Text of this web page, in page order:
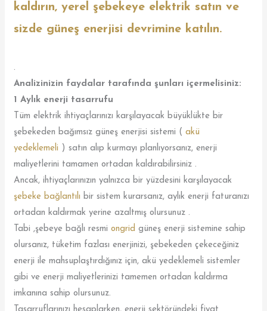
kaldırın, yerel şebekeye elektrik satın ve
sizde güneş enerjisi devrimine katılın.
.
Analizinizin faydalar tarafında şunları içermelisiniz:
1 Aylık enerji tasarrufu
Tüm elektrik ihtiyaçlarınızı karşılayacak büyüklükte bir
şebekeden bağımsız güneş enerjisi sistemi (akü
yedeklemeli ) satın alıp kurmayı planlıyorsanız, enerji
maliyetlerini tamamen ortadan kaldırabilirsiniz .
Ancak, ihtiyaçlarınızın yalnızca bir yüzdesini karşılayacak
şebeke bağlantılı bir sistem kurarsanız, aylık enerji faturanızı
ortadan kaldırmak yerine azaltmış olursunuz .
Tabi ,şebeye bağlı resmi ongrid güneş enerji sistemine sahip
olursanız, tüketim fazlası enerjinizi, şebekeden çekeceğiniz
enerji ile mahsuplaştırdığınız için, akü yedeklemeli sistemler
gibi ve enerji maliyetlerinizi tamemen ortadan kaldırma
imkanına sahip olursunuz.